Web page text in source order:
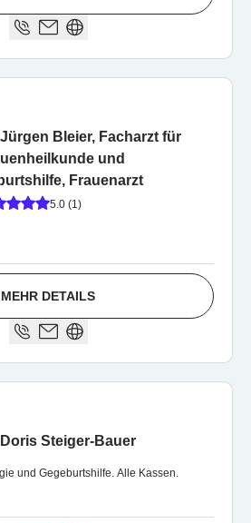
Jürgen Bleier, Facharzt für
und
Frauenarzt
5.0 (1)
MEHR DETAILS
Doris Steiger-Bauer
und Gegeburtshilfe. Alle Kassen.